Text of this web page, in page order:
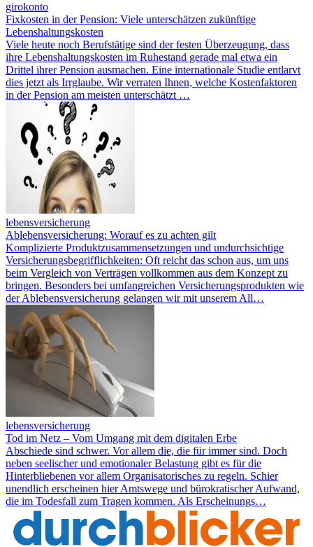
girokonto
Fixkosten in der Pension: Viele unterschätzen zukünftige
Lebenshaltungskosten
Viele heute noch Berufstätige sind der festen Überzeugung, dass
ihre Lebenshaltungskosten im Ruhestand gerade mal etwa ein
Drittel ihrer Pension ausmachen. Eine internationale Studie entlarvt
dies jetzt als Irrglaube. Wir verraten Ihnen, welche Kostenfaktoren
in der Pension am meisten unterschätzt …
lebensversicherung
Ablebensversicherung: Worauf es zu achten gilt
Komplizierte Produktzusammensetzungen und undurchsichtige
Versicherungsbegrifflichkeiten: Oft reicht das schon aus, um uns
beim Vergleich von Verträgen vollkommen aus dem Konzept zu
bringen. Besonders bei umfangreichen Versicherungsprodukten wie
der Ablebensversicherung gelangen wir mit unserem All…
lebensversicherung
Tod im Netz – Vom Umgang mit dem digitalen Erbe
Abschiede sind schwer. Vor allem die, die für immer sind. Doch
neben seelischer und emotionaler Belastung gibt es für die
Hinterbliebenen vor allem Organisatorisches zu regeln. Schier
unendlich erscheinen hier Amtswege und bürokratischer Aufwand,
die im Todesfall zum Tragen kommen. Als Erscheinungs…